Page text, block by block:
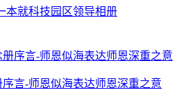
本就科技园区领导相册
言-师恩似海表达师恩深重之意